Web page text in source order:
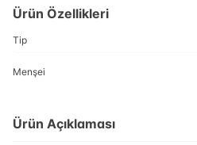
Ürün Özellikleri
Tip
Menşei
Ürün Açıklaması